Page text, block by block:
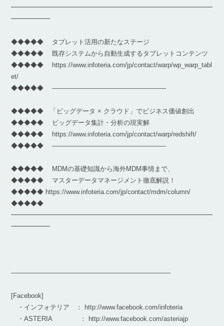
━━━━━━━━━━━━━━━━━━━━━━━━━━━━━━━
━━━━━━
◆◆◆◆◆ タブレット活用の新たなステージ
◆◆◆◆◆ 既存システムから自動生成するタブレットコンテンツ
◆◆◆◆◆ https://www.infoteria.com/jp/contact/warp/wp_warp_tabl
et/
◆◆◆◆◆ —————————————————–
◆◆◆◆◆ 「ビッグデータ × クラウド」でビジネス価値創出
◆◆◆◆◆ ビッグデータ集計・分析の現実解
◆◆◆◆◆ https://www.infoteria.com/jp/contact/warp/redshift/
◆◆◆◆◆ —————————————————–
◆◆◆◆◆ MDMの基礎知識から海外MDM事情まで、
◆◆◆◆◆ マスターデータマネージメント徹底解説！
◆◆◆◆◆ https://www.infoteria.com/jp/contact/mdm/column/
◆◆◆◆◆
━━━━━━━━━━━━━━━━━━━━━━━━━━━━━━━
━━━━━━
————————————————————————–
[Facebook]
・インフォテリア ： http://www.facebook.com/infoteria
・ASTERIA ： http://www.facebook.com/asteriajp